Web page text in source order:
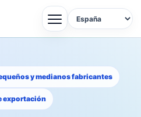
y medianos fabricantes
exportación